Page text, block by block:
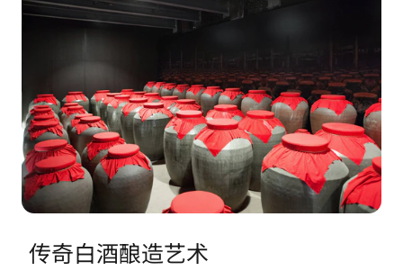
传奇白酒酿造艺术